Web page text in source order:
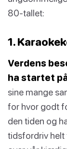
80-tallet:
1.
Verdens
ha startet
sine mange
for hvor godt
den tiden og
tidsfordriv helt